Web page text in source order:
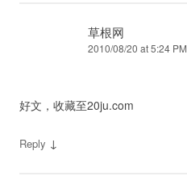
草根网
2010/08/20 at 5:24 PM
好文，收藏至20ju.com
Reply ↓